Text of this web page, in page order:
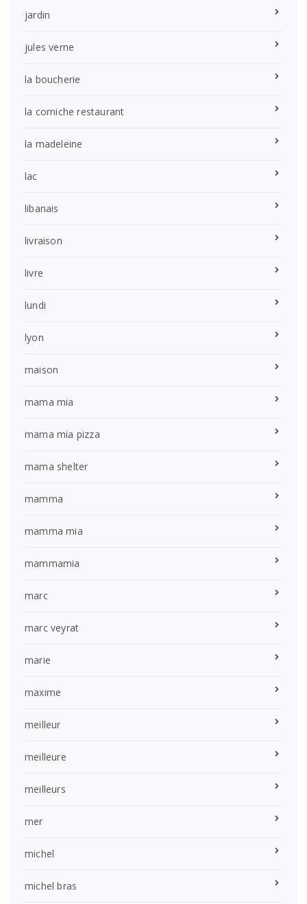
jardin
jules verne
la boucherie
la corniche restaurant
la madeleine
lac
libanais
livraison
livre
lundi
lyon
maison
mama mia
mama mia pizza
mama shelter
mamma
mamma mia
mammamia
marc
marc veyrat
marie
maxime
meilleur
meilleure
meilleurs
mer
michel
michel bras